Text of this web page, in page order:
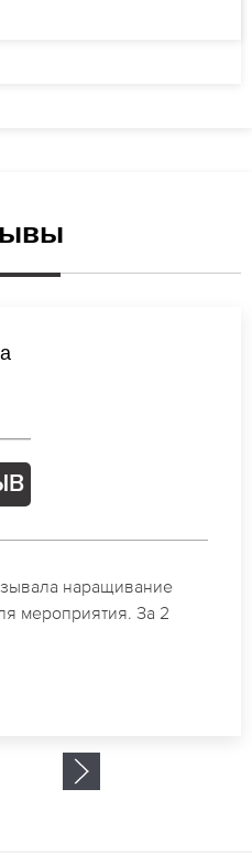
дела по наращиванию
результат.